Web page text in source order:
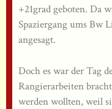
+21grad geboten. Da
Spaziergang ums Bw
angesagt.
Doch es war der Tag
Rangierarbeiten
werden wollten, weil